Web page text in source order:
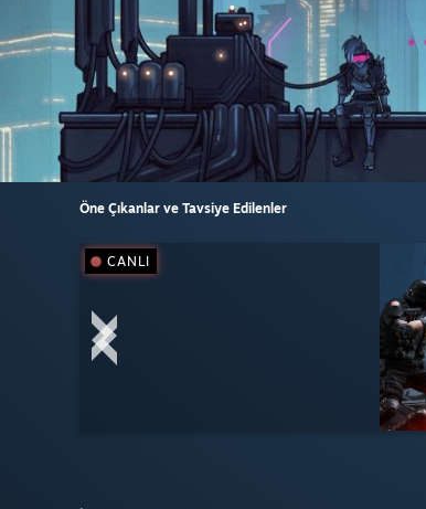
Öne Çıkanlar ve Tavsiye Edilenler
CANLI